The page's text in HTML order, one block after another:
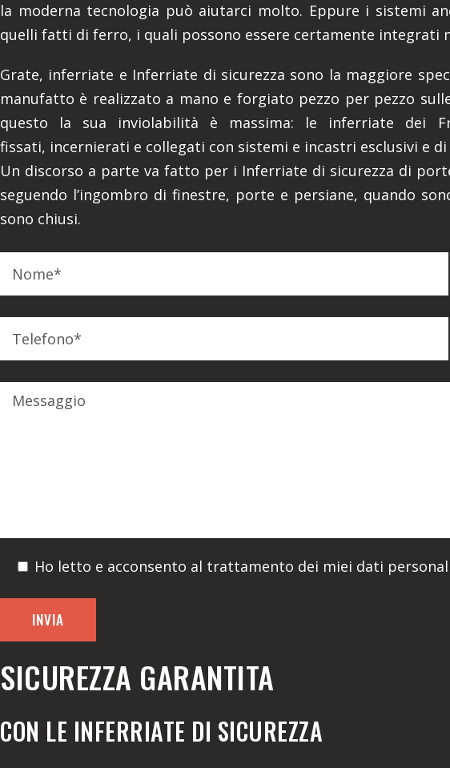
la moderna tecnologia può aiutarci molto. Eppure i sistemi
quelli fatti di ferro, i quali possono essere certamente integrati
Grate, inferriate e Inferriate di sicurezza sono la maggiore
manufatto è realizzato a mano e forgiato pezzo per pezzo
questo la sua inviolabilità è massima: le inferriate dei
fissati, incernierati e collegati con sistemi e incastri esclusivi e
Un discorso a parte va fatto per i Inferriate di sicurezza di
seguendo l’ingombro di finestre, porte e persiane, quando
sono chiusi.
Ho letto e acconsento al trattamento dei miei dati
SICUREZZA GARANTITA
CON LE INFERRIATE DI SICUREZZA